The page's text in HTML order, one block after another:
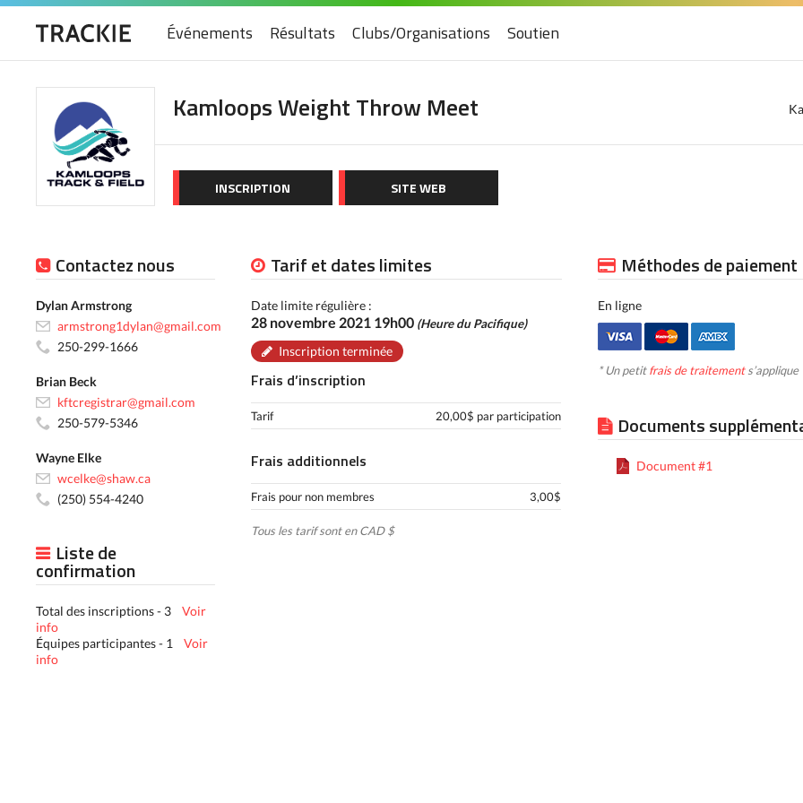
Événements Résultats Clubs/Organisations Soutien
Kamloops Weight Throw Meet
INSCRIPTION SITE WEB
Tarif et dates limites
Date limite régulière :
28 novembre 2021 19h00 (Heure du Pacifique)
Inscription terminée
Frais d’inscription
Tarif 20,00$ par participation
Frais additionnels
Frais pour non membres 3,00$
Tous les tarif sont en CAD $
Méthodes de paiement
En ligne
* Un petitfrais de traitements’applique
Documents
Document #1
Contactez nous
Dylan Armstrong
armstrong1dylan@gmail.com
250-299-1666
Brian Beck
kftcregistrar@gmail.com
250-579-5346
Wayne Elke
wcelke@shaw.ca
(250) 554-4240
Liste de
confirmation
Total des inscriptions - 3 Voir
info
Équipes participantes - 1 Voir
info